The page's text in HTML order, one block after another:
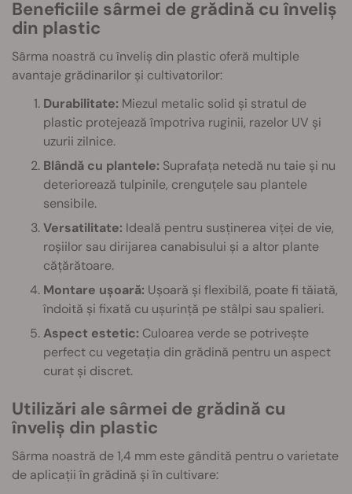
Beneficiile sârmei de grădină cu înveliș
din plastic
Sârma noastră cu înveliș din plastic oferă multiple
avantaje grădinarilor și cultivatorilor:
Durabilitate: Miezul metalic solid și stratul de
plastic protejează împotriva ruginii, razelor UV și
uzurii zilnice.
Blândă cu plantele: Suprafața netedă nu taie și nu
deteriorează tulpinile, crenguțele sau plantele
sensibile.
Versatilitate: Ideală pentru susținerea viței de vie,
roșiilor sau dirijarea canabisului și a altor plante
cățărătoare.
Montare ușoară: Ușoară și flexibilă, poate fi tăiată,
îndoită și fixată cu ușurință pe stâlpi sau spalieri.
Aspect estetic: Culoarea verde se potrivește
perfect cu vegetația din grădină pentru un aspect
curat și discret.
Utilizări ale sârmei de grădină cu
înveliș din plastic
Sârma noastră de 1,4 mm este gândită pentru o varietate
de aplicații în grădină și în cultivare: